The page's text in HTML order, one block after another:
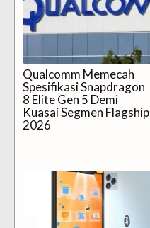
Qualcomm Memecah
Spesifikasi Snapdragon
8 Elite Gen 5 Demi
Kuasai Segmen Flagship
2026